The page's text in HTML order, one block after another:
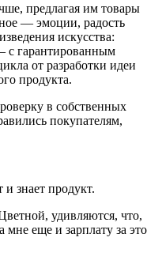
предлагая им товары
— эмоции, радость
искусства:
с гарантированным
от разработки идеи
продукта.
в собственных
покупателям,
знает продукт.
удивляются, что,
мне еще и зарплату за это